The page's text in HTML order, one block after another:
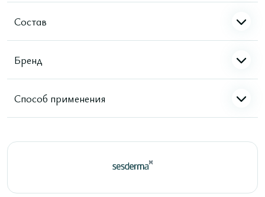
Состав
Бренд
Способ применения